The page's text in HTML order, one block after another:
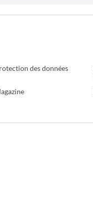
des données